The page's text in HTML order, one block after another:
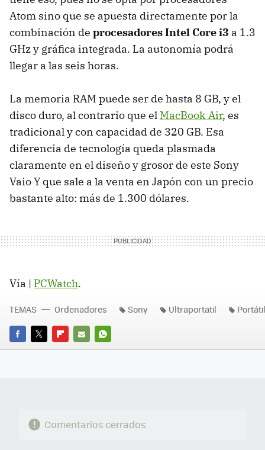
Atom sino que se apuesta directamente por la
combinación de procesadores Intel Core i3 a 1.3
GHz y gráfica integrada. La autonomía podrá
llegar a las seis horas.
La memoria RAM puede ser de hasta 8 GB, y el
disco duro, al contrario que el MacBook Air, es
tradicional y con capacidad de 320 GB. Esa
diferencia de tecnología queda plasmada
claramente en el diseño y grosor de este Sony
Vaio Y que sale a la venta en Japón con un precio
bastante alto: más de 1.300 dólares.
Vía | PCWatch.
FACEBOOK
TWITTERFLIPBOARD
E-
WHATSAPP
TEMAS Ordenadores Sony Ultraportatil
Comentarios cerrados